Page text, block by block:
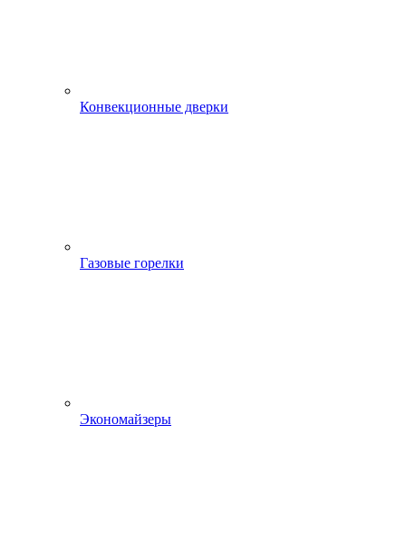
Конвекционные дверки
Газовые горелки
Экономайзеры